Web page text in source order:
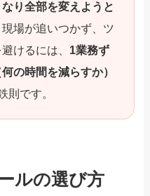
なり全部を変えようと
場が追いつかず、ツ
けるには、 1業務ず
の時間を減らすか）
則です。
ルの選び方